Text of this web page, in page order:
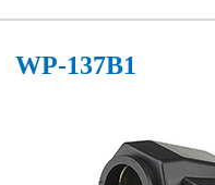
WP-137B1